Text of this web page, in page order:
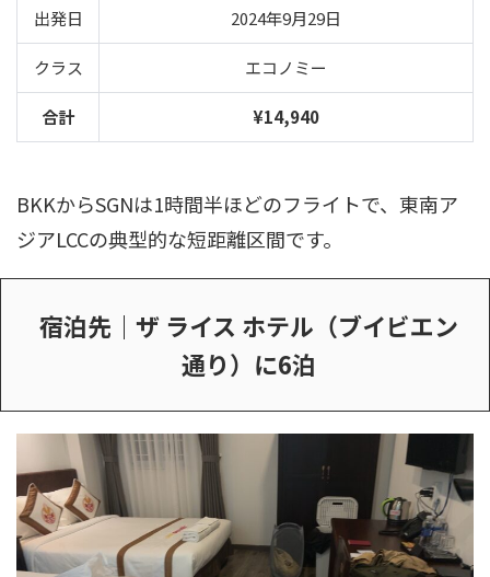
出発日 2024年9月29日
クラス エコノミー
合計 ¥14,940
BKKからSGNは1時間半ほどのフライトで、東南ア
ジアLCCの典型的な短距離区間です。
宿泊先｜ザ ライス ホテル（ブイビエン
通り）に6泊